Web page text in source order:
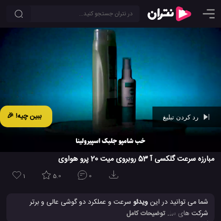
ببین چیه! 🎉
مبارزه سرعت گلکسی آ 53 روبروی میت 20 پرو هواوی
1 5.0 0
شما می توانید در اینویدئو سرعت و عملکرد دو گوشی عالی و برتر
شرکت های سامسونگ و هواوی را با هم مقایسه کنید. به نظر شما کدام
... توضیحات کامل